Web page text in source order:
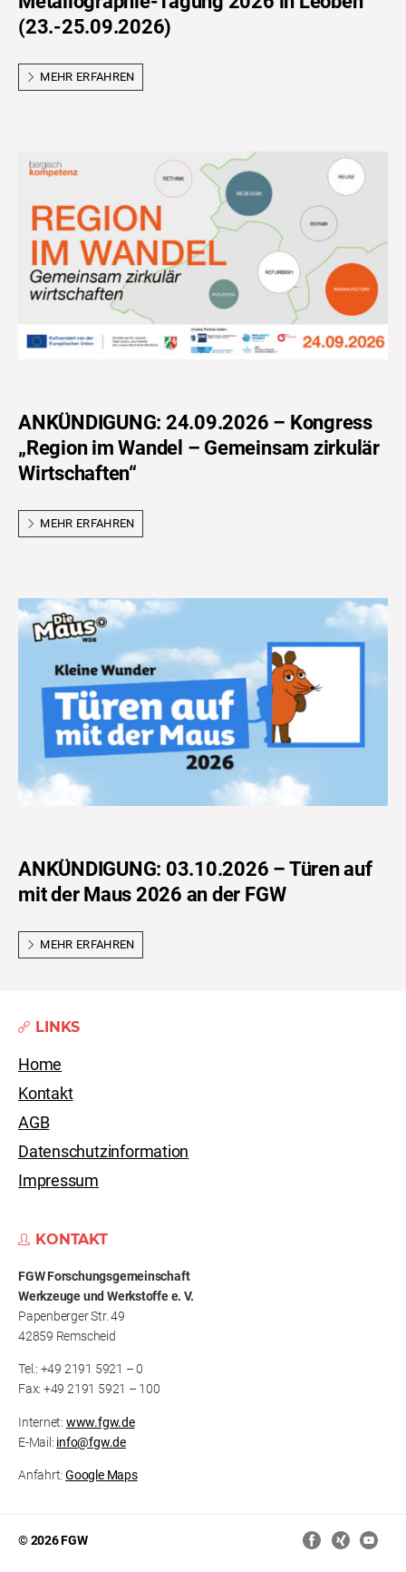
(23.-25.09.2026)
MEHR ERFAHREN
ANKÜNDIGUNG: 24.09.2026 – Kongress
„Region im Wandel – Gemeinsam zirkulär
Wirtschaften“
MEHR ERFAHREN
ANKÜNDIGUNG: 03.10.2026 – Türen auf
mit der Maus 2026 an der FGW
MEHR ERFAHREN
LINKS
Home
Kontakt
AGB
Datenschutzinformation
Impressum
KONTAKT
FGW Forschungs­gemeinschaft
Werkzeuge und Werkstoffe e. V.
Papenberger Str. 49
42859 Remscheid
Tel.: +49 2191 5921 – 0
Fax: +49 2191 5921 – 100
Internet: www.fgw.de
E-Mail: info@fgw.de
Anfahrt:Google Maps
© 2026 FGW